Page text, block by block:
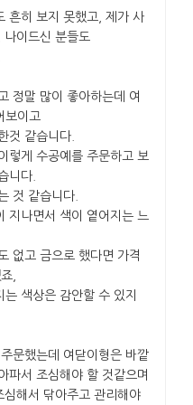
흔히 보지 못했고, 제가 사
이드신 분들도
정말 많이 좋아하는데 여
보이고
것 같습니다.
렇게 수공예를 주문하고 보
니다.
것 같습니다.
지나면서 색이 옅어지는 느
없고 금으로 했다면 가격
,
색상은 감안할 수 있지
문했는데 여닫이형은 바깥
파서 조심해야 할 것같으며
해서 닦아주고 관리해야